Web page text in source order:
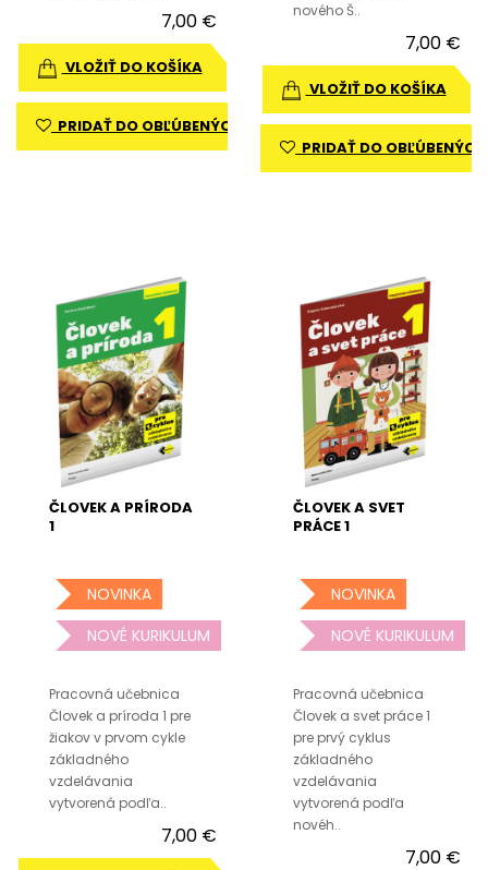
7,00 €
VLOŽIŤ DO KOŠÍKA
PRIDAŤ DO OBĽÚBENÝCH
nového Š..
7,00 €
VLOŽIŤ DO KOŠÍKA
PRIDAŤ DO OBĽÚBENÝCH
ČLOVEK A PRÍRODA
1
NOVINKA
NOVÉ KURIKULUM
Pracovná učebnica
Človek a príroda 1 pre
žiakov v prvom cykle
základného
vzdelávania
vytvorená podľa..
7,00 €
ČLOVEK A SVET
PRÁCE 1
NOVINKA
NOVÉ KURIKULUM
Pracovná učebnica
Človek a svet práce 1
pre prvý cyklus
základného
vzdelávania
vytvorená podľa
novéh..
7,00 €